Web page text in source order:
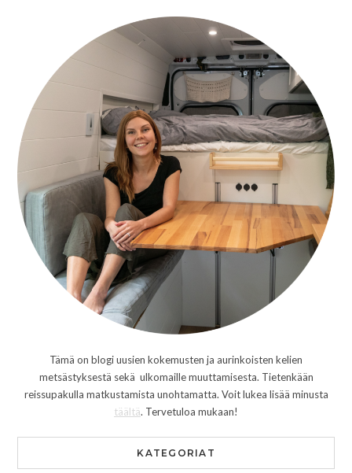
Tämä on blogi uusien kokemusten ja aurinkoisten kelien
metsästyksestä sekä ulkomaille muuttamisesta. Tietenkään
reissupakulla matkustamista unohtamatta. Voit lukea lisää minusta
täältä. Tervetuloa mukaan!
KATEGORIAT